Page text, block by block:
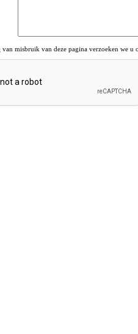
misbruik van deze pagina verzoeken we u